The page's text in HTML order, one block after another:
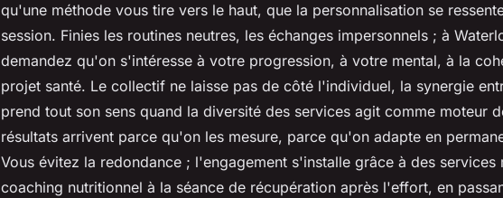
qu'une méthode vous tire vers le haut, que la personnalisation se
session. Finies les routines neutres, les échanges impersonnels ; à
demandez qu'on s'intéresse à votre progression, à votre mental, à la
projet santé. Le collectif ne laisse pas de côté l'individuel, la synergie
prend tout son sens quand la diversité des services agit comme moteur
résultats arrivent parce qu'on les mesure, parce qu'on adapte en
Vous évitez la redondance ; l'engagement s'installe grâce à des services
coaching nutritionnel à la séance de récupération après l'effort, en